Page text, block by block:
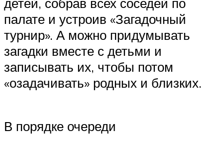
палате и устроив «Загадочный
турнир». А можно придумывать
загадки вместе с детьми и
записывать их, чтобы потом
«озадачивать» родных и близких.
В порядке очереди